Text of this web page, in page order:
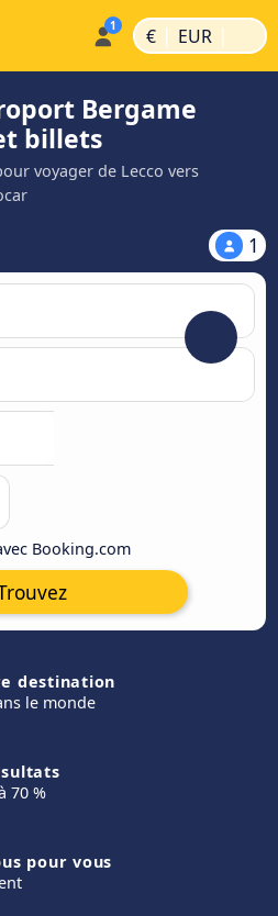
€ | EUR |
Bergame
billets
voyager de Lecco vers
1
Booking.com
destination
le monde
70 %
pour vous